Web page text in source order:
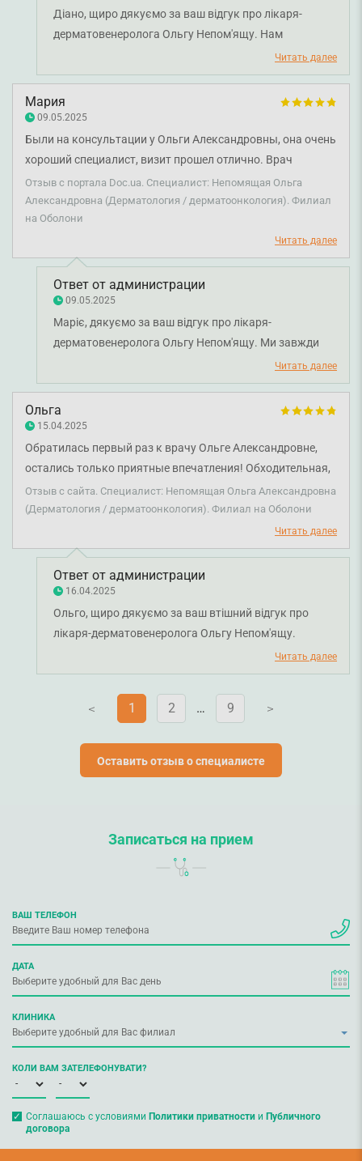
Діано, щиро дякуємо за ваш відгук про лікаря-
дерматовенеролога Ольгу Непом'ящу. Нам
надзвичайно приємно, що ви високо цінуєте
професіоналізм та турботу Ольги Олександрівни.
Ваша довіра й впевненість у результаті — найкраща
нагорода для лікаря. Бажаємо вам міцного
здоров’я!
Читать далее
Мария
09.05.2025
Были на консультации у Ольги Александровны, она очень
хороший специалист, визит прошел отлично. Врач
приятная и компетентная. Спасибо, мы остались
довольны.
Отзыв с портала Doc.ua. Специалист: Непомящая Ольга
Александровна (Дерматология / дерматоонкология). Филиал
на Оболони
Читать далее
Ответ от администрации
09.05.2025
Маріє, дякуємо за ваш відгук про лікаря-
дерматовенеролога Ольгу Непом'ящу. Ми завжди
прагнемо забезпечити найкращий сервіс, і ваша
оцінка — найкраще підтвердження нашої роботи.
Читать далее
Ольга
15.04.2025
Обратилась первый раз к врачу Ольге Александровне,
остались только приятные впечатления! Обходительная,
интеллигентная, сдержанная, видно что профессионал.
Доступно объяснила и назначила лечение. Спасибо за
Отзыв с сайта. Специалист: Непомящая Ольга Александровна
(Дерматология / дерматоонкология). Филиал на Оболони
Читать далее
Ответ от администрации
16.04.2025
Ольго, щиро дякуємо за ваш втішний відгук про
лікаря-дерматовенеролога Ольгу Непом'ящу.
Читать далее
V 1 2 … 9 V
Оставить отзыв о специалисте
Записаться на прием
ВАШ ТЕЛЕФОН
ДАТА
КЛИНИКА
КОЛИ ВАМ ЗАТЕЛЕФОНУВАТИ?
Соглашаюсь с условиями Политики приватностии Публичного
договора